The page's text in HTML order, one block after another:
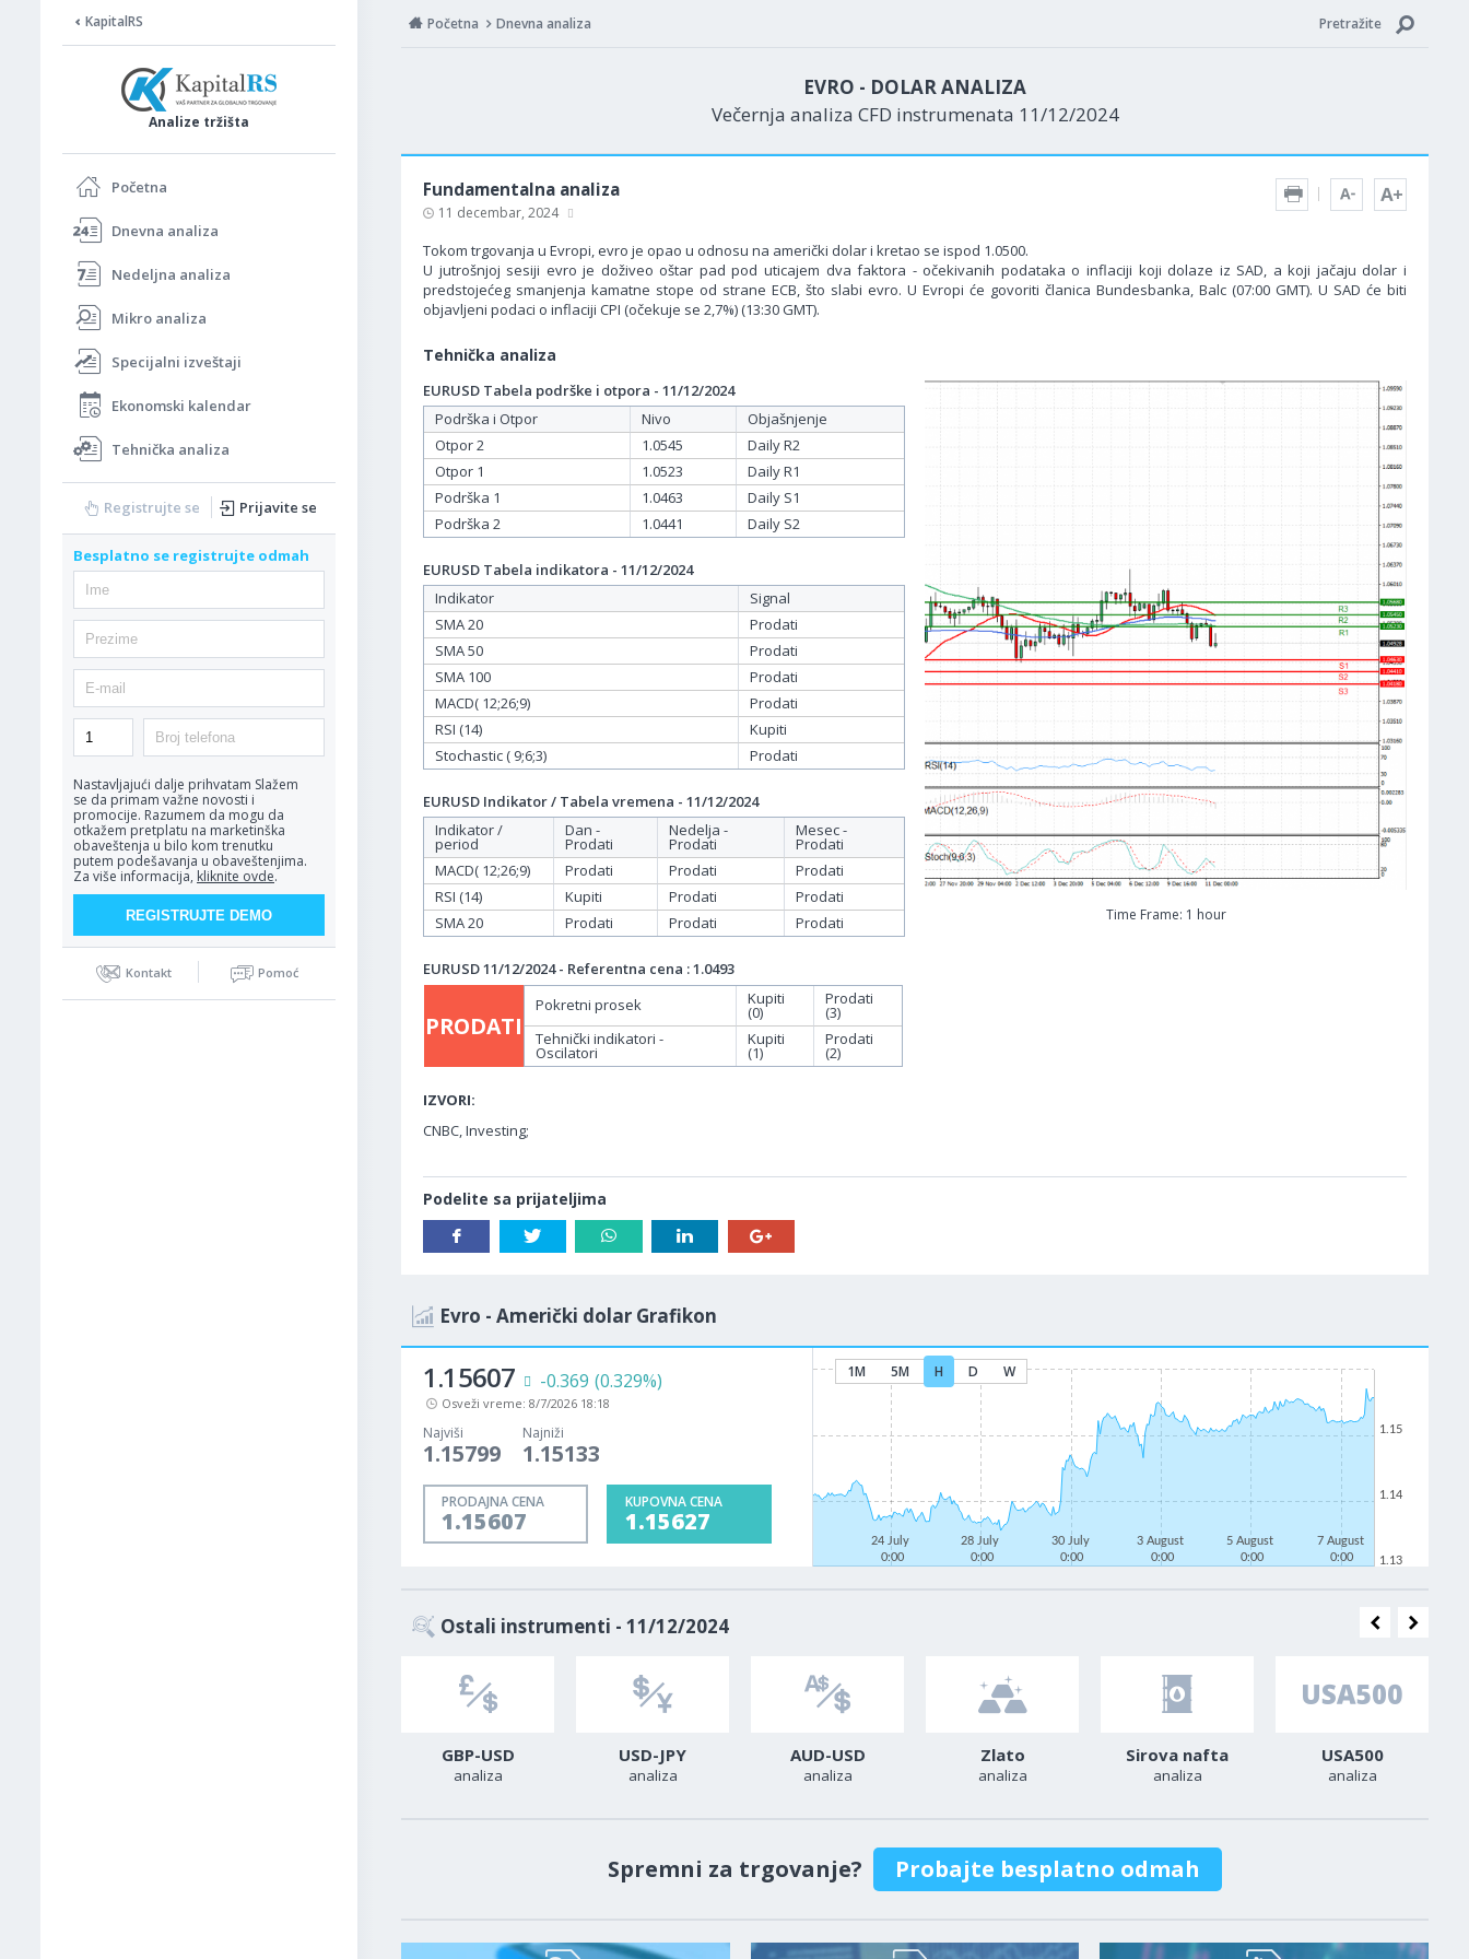
KapitalRS
Analize tržišta
Početna
Dnevna analiza
Nedeljna analiza
Mikro analiza
Specijalni izveštaji
Ekonomski kalendar
Tehnička analiza
Registrujte se Prijavite se
Besplatno se registrujte odmah
Nastavljajući dalje prihvatam Slažem
se da primam važne novosti i
promocije. Razumem da mogu da
otkažem pretplatu na marketinška
obaveštenja u bilo kom trenutku
putem podešavanja u obaveštenjima.
Za više informacija, kliknite ovde.
Kontakt Pomoć
Početna Dnevna analiza Pretražite
EVRO - DOLAR ANALIZA
Večernja analiza CFD instrumenata 11/12/2024
Fundamentalna analiza
11 decembar, 2024
Tokom trgovanja u Evropi, evro je opao u odnosu na američki dolar i kretao se ispod 1.0500.
U jutrošnjoj sesiji evro je doživeo oštar pad pod uticajem dva faktora - očekivanih podataka o inflaciji koji dolaze iz SAD, a koji jačaju dolar i
predstojećeg smanjenja kamatne stope od strane ECB, što slabi evro. U Evropi će govoriti članica Bundesbanka, Balc (07:00 GMT). U SAD će biti
objavljeni podaci o inflaciji CPI (očekuje se 2,7%) (13:30 GMT).
Tehnička analiza
Time Frame: 1 hour
EURUSD Tabela podrške i otpora - 11/12/2024
Podrška i Otpor
Nivo
Objašnjenje
Otpor 2
1.0545
Daily R2
Otpor 1
1.0523
Daily R1
Podrška 1
1.0463
Daily S1
Podrška 2
1.0441 Daily S2
EURUSD Tabela indikatora - 11/12/2024
Indikator
Signal
SMA 20
Prodati
SMA 50
Prodati
SMA 100
Prodati
MACD( 12;26;9)
Prodati
RSI (14)
Kupiti
Stochastic ( 9;6;3)
Prodati
EURUSD Indikator / Tabela vremena - 11/12/2024
Indikator /
period
Dan -
Prodati
Nedelja -
Prodati
Mesec -
Prodati
MACD( 12;26;9)
Prodati Prodati
Prodati
RSI (14)
Kupiti Prodati
Prodati
SMA 20
Prodati Prodati Prodati
EURUSD 11/12/2024 - Referentna cena : 1.0493
PRODATI
Pokretni prosek Kupiti
(0)
Prodati
(3)
Tehnički indikatori -
Oscilatori
Kupiti
(1)
Prodati
(2)
IZVORI:
CNBC, Investing;
Podelite sa prijateljima
Evro - Američki dolar Grafikon
1.15607 -0.369 (0.329%)
Osveži vreme: 8/7/2026 18:18
Najviši
1.15799
Najniži
1.15133
PRODAJNA CENA
1.15607
KUPOVNA CENA
1.15627
1M 5M H D W
24 July
0:00
28 July
0:00
30 July
0:00
3 August
0:00
5 August
0:00
7 August
0:00
1.13
1.14
1.15
Ostali instrumenti - 11/12/2024
GBP-USD
analiza
USD-JPY
analiza
AUD-USD
analiza
Zlato
analiza
Sirova nafta
analiza
USA500
analiza
Spremni za trgovanje? Probajte besplatno odmah